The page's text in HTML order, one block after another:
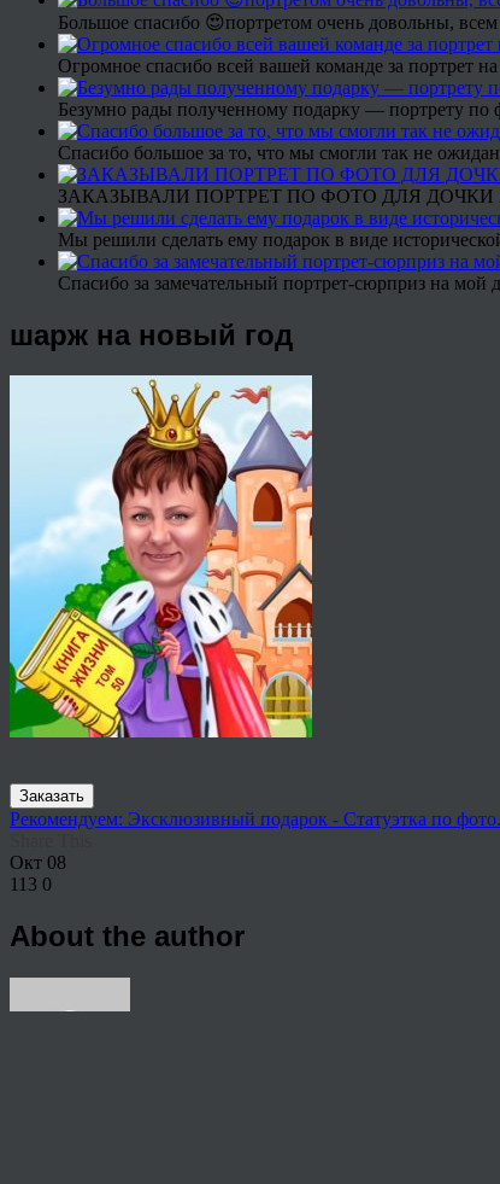
Большое спасибо 😍портретом очень довольны,
Огромное спасибо всей вашей команде за портрет на
Безумно рады полученному подарку — портрету по
Спасибо большое за то, что мы смогли так не
ЗАКАЗЫВАЛИ ПОРТРЕТ ПО ФОТО ДЛЯ
Мы решили сделать ему подарок в виде
Спасибо за замечательный портрет-сюрприз на мой
шарж на новый год
Заказать
Рекомендуем: Эксклюзивный подарок - Статуэтка по фото.
Окт 08
113 0
About the author